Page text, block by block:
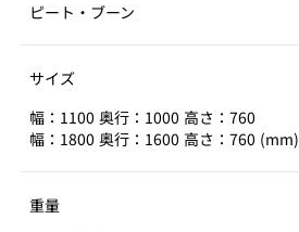
ピート・ブーン
サイズ
幅：1100 奥行：1000 高さ：760
幅：1800 奥行：1600 高さ：760 (mm)
重量